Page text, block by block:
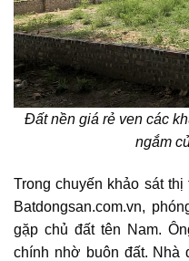
Đất nền giá rẻven các
ngắm
Trong chuyến khảo sát
Batdongsan.com.vn,
gặp chủ đất tên Nam.
chính nhờ buôn đất. Nhà